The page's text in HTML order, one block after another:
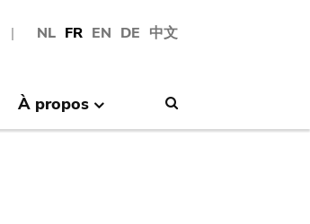
NL FR EN DE 中文
À propos